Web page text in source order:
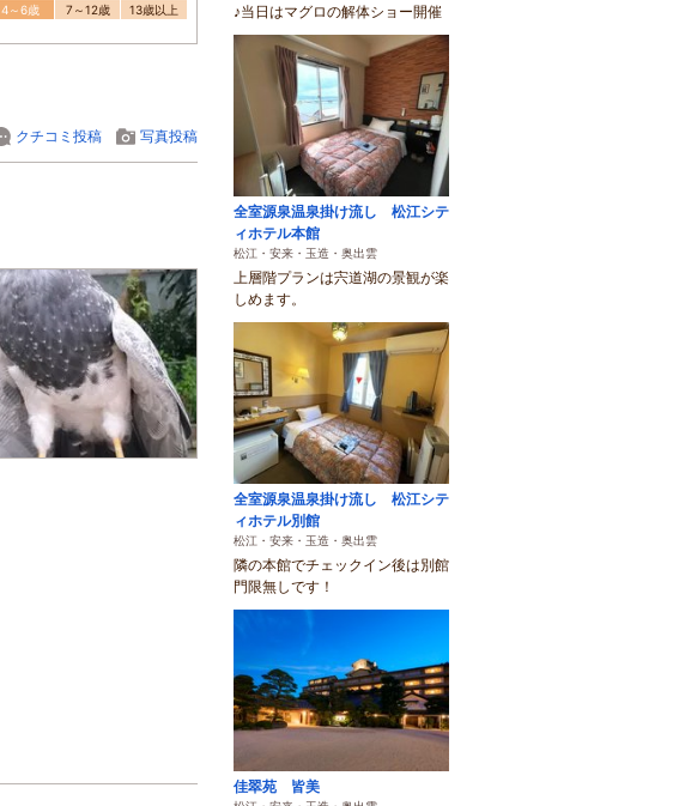
4～6歳 7～12歳 13歳以上
クチコミ投稿 写真投稿
♪当日はマグロの解体ショー開催
全室源泉温泉掛け流し 松江シテ
ィホテル本館
松江・安来・玉造・奥出雲
上層階プランは宍道湖の景観が楽
しめます。
全室源泉温泉掛け流し 松江シテ
ィホテル別館
松江・安来・玉造・奥出雲
隣の本館でチェックイン後は別館
門限無しです！
佳翠苑 皆美